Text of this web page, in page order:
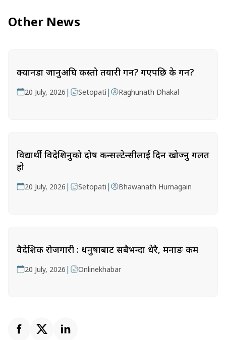
Other News
क्यानडा जानुअघि कस्तो तयारी गर्ने? गएपछि के गर्ने?
20 July, 2026 | Setopati | Raghunath Dhakal
विद्यार्थी विदेशिनुको दोष कन्सल्टेन्सीलाई दिन खोज्नु गलत
हो
20 July, 2026 | Setopati | Bhawanath Humagain
वैदेशिक रोजगारी : धनुषाबाट सबैभन्दा धेरै, मनाङ कम
20 July, 2026 | Onlinekhabar